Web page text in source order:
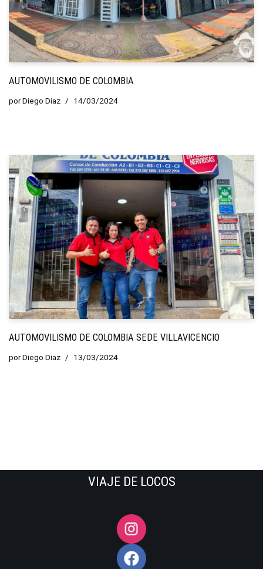
AUTOMOVILISMO DE COLOMBIA
porDiego Diaz 14/03/2024
AUTOMOVILISMO DE COLOMBIA SEDE VILLAVICENCIO
porDiego Diaz 13/03/2024
VIAJE DE LOCOS